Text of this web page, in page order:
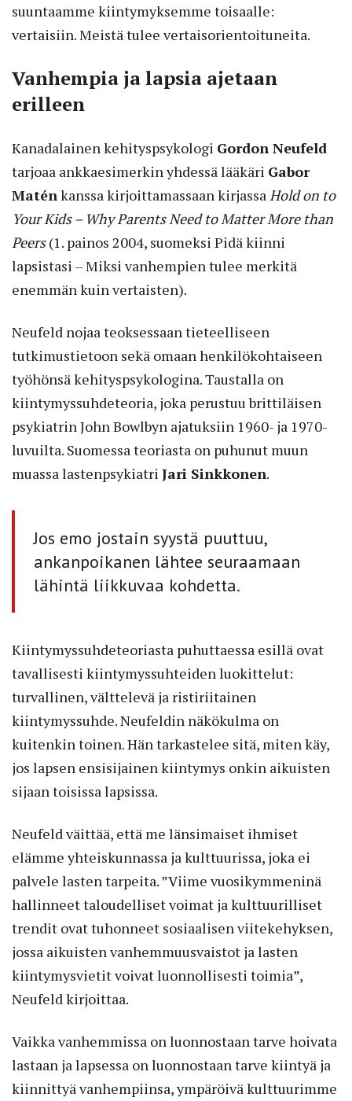
suuntaamme kiintymyksemme toisaalle:
vertaisiin. Meistä tulee vertaisorientoituneita.
Vanhempia ja lapsia ajetaan
erilleen
Kanadalainen kehityspsykologi Gordon Neufeld
tarjoaa ankkaesimerkin yhdessä lääkäri Gabor
Matén kanssa kirjoittamassaan kirjassa Hold on to
Your Kids – Why Parents Need to Matter More than
Peers(1. painos 2004, suomeksi Pidä kiinni
lapsistasi – Miksi vanhempien tulee merkitä
enemmän kuin vertaisten).
Neufeld nojaa teoksessaan tieteelliseen
tutkimustietoon sekä omaan henkilökohtaiseen
työhönsä kehityspsykologina. Taustalla on
kiintymyssuhdeteoria, joka perustuu brittiläisen
psykiatrin John Bowlbyn ajatuksiin 1960- ja 1970-
luvuilta. Suomessa teoriasta on puhunut muun
muassa lastenpsykiatri Jari Sinkkonen.
Jos emo jostain syystä puuttuu,
ankanpoikanen lähtee seuraamaan
lähintä liikkuvaa kohdetta.
Kiintymyssuhdeteoriasta puhuttaessa esillä ovat
tavallisesti kiintymyssuhteiden luokittelut:
turvallinen, välttelevä ja ristiriitainen
kiintymyssuhde. Neufeldin näkökulma on
kuitenkin toinen. Hän tarkastelee sitä, miten käy,
jos lapsen ensisijainen kiintymys onkin aikuisten
sijaan toisissa lapsissa.
Neufeld väittää, että me länsimaiset ihmiset
elämme yhteiskunnassa ja kulttuurissa, joka ei
palvele lasten tarpeita. ”Viime vuosikymmeninä
hallinneet taloudelliset voimat ja kulttuurilliset
trendit ovat tuhonneet sosiaalisen viitekehyksen,
jossa aikuisten vanhemmuusvaistot ja lasten
kiintymysvietit voivat luonnollisesti toimia”,
Neufeld kirjoittaa.
Vaikka vanhemmissa on luonnostaan tarve hoivata
lastaan ja lapsessa on luonnostaan tarve kiintyä ja
kiinnittyä vanhempiinsa, ympäröivä kulttuurimme